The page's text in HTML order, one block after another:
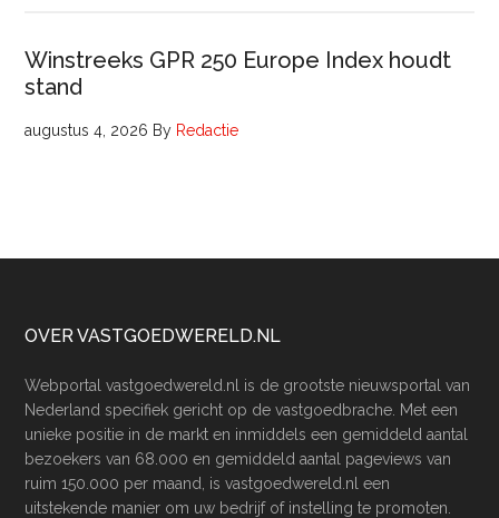
Winstreeks GPR 250 Europe Index houdt
stand
augustus 4, 2026 By Redactie
Footer
OVER VASTGOEDWERELD.NL
Webportal vastgoedwereld.nl is de grootste nieuwsportal van
Nederland specifiek gericht op de vastgoedbrache. Met een
unieke positie in de markt en inmiddels een gemiddeld aantal
bezoekers van 68.000 en gemiddeld aantal pageviews van
ruim 150.000 per maand, is vastgoedwereld.nl een
uitstekende manier om uw bedrijf of instelling te promoten.